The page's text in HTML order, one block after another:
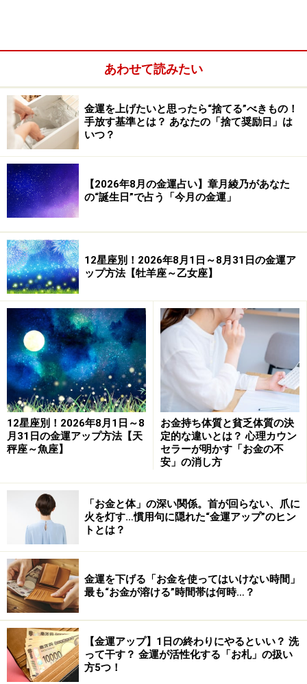
の入り口である「眉間」です。乾燥して潤いがなく肌ツ
ヤが悪かったり、黒ずんでいたり、シワが深く刻まれて
いるのはNG。眉間が狭すぎると、よい運気が入ってこな
いので、眉と眉を近づけるようなしかめっ面が癖になっ
ている人は注意しましょう。眉毛を整える時は、眉間の
広さを意識し、眉尻は自然に下げましょう。
口角が下がっていたり、ぽかんとしたりしている口元は
NG。金運が下がり、お金が出てきやすくなってしまいま
す。耳たぶが小さくて薄い、いわゆる貧相な耳の人は、
お金を呼び寄せる力も弱いので、お風呂上がりに耳たぶ
をマッサージしたり、普段から耳を引っ張ったりして触
る習慣をつけるといいですよ。引っ張ることで、ある程
度、耳たぶを大きくできます。
貧乏神が寄り付かない表情とは？笑顔を増
やすと誰でも運気が上がる？
――「貧乏神顔」と決別する方法はありますか？
池袋さん：「笑顔」を心がけることです。どんな顔の人
でも、笑顔を増やすと、運気が良くなります。逆に、怒
りの顔や困り顔をしていると、貧乏神が寄りついてしま
う。鏡を見た時に、「ハの字マユに、への字口」になっ
あわせて読みたい
金運を上げたいと思ったら“捨てる”べきもの！
手放す基準とは？ あなたの「捨て奨励日」は
いつ？
【2026年8月の金運占い】章月綾乃があなた
の“誕生日”で占う「今月の金運」
12星座別！2026年8月1日～8月31日の金運ア
ップ方法【牡羊座～乙女座】
12星座別！2026年8月1日～8
月31日の金運アップ方法【天
秤座～魚座】
お金持ち体質と貧乏体質の決
定的な違いとは？ 心理カウン
セラーが明かす「お金の不
安」の消し方
「お金と体」の深い関係。首が回らない、爪に
火を灯す…慣用句に隠れた“金運アップ”のヒン
トとは？
金運を下げる「お金を使ってはいけない時間」
最も“お金が溶ける”時間帯は何時…？
【金運アップ】1日の終わりにやるといい？ 洗
って干す？ 金運が活性化する「お札」の扱い
方5つ！